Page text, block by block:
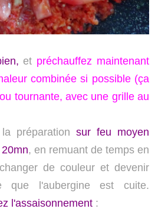
et préchauffez maintenant
combinée si possible (ça
tournante, avec une grille au
préparation sur feu moyen
, en remuant de temps en
de couleur et devenir
que l'aubergine est cuite.
l'assaisonnement :